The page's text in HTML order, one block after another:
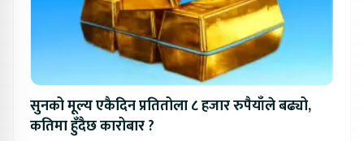
सुनको मूल्य एकैदिन प्रतितोला ८ हजार रुपैयाँले बढ्यो,
कतिमा हुँदैछ कारोबार ?